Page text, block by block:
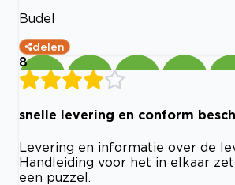
Budel
delen
8
snelle levering en conform
Levering en informatie over de
Handleiding voor het in elkaar
een puzzel.